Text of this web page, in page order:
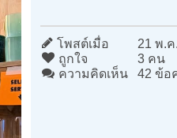
โพสต์เมื่อ
21 พ.ค
ถูกใจ
3 คน
ความคิดเห็น
42 ข้อ